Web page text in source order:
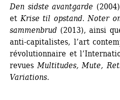
Den sidste avantgarde
et Krise til opstand. Noter
sammenbrud (2013), ainsi
anti-capitalistes, l’art
révolutionnaire et
revues Multitudes, Mute,
Variations.